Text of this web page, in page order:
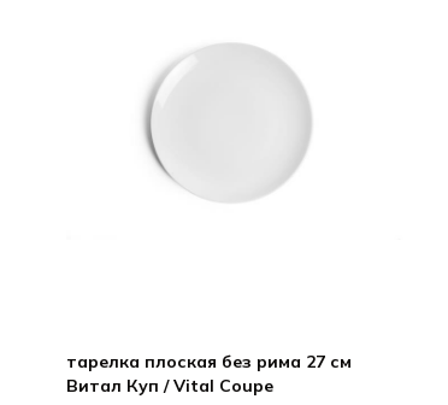
тарелка плоская без рима 27 см
Витал Куп / Vital Coupe